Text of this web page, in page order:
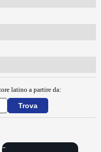
latino a partire da: